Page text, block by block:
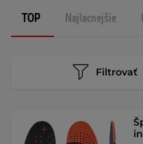
TOP Najlacnejšie
Filtrovať